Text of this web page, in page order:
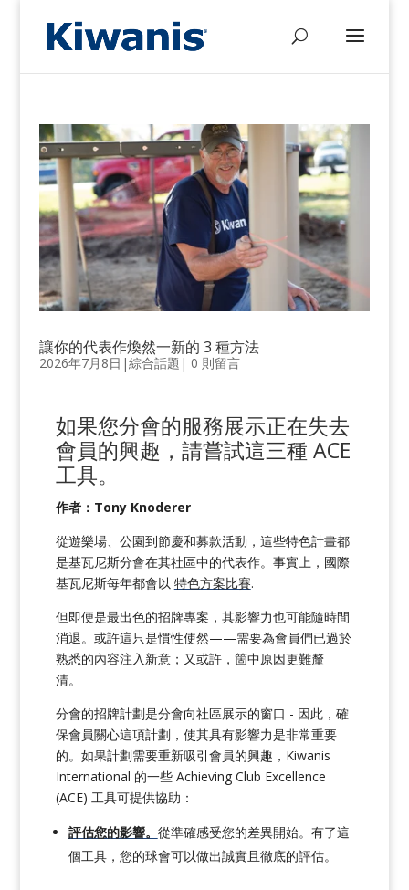
讓你的代表作煥然一新的 3 種方法
2026年7月8日 |綜合話題 | 0 則留言
如果您分會的服務展示正在失去
會員的興趣，請嘗試這三種 ACE
工具。
作者：Tony Knoderer
從遊樂場、公園到節慶和募款活動，這些特色計畫都
是基瓦尼斯分會在其社區中的代表作。事實上，國際
基瓦尼斯每年都會以 特色方案比賽.
但即便是最出色的招牌專案，其影響力也可能隨時間
消退。或許這只是慣性使然——需要為會員們已過於
熟悉的內容注入新意；又或許，箇中原因更難釐
清。
分會的招牌計劃是分會向社區展示的窗口 - 因此，確
保會員關心這項計劃，使其具有影響力是非常重要
的。如果計劃需要重新吸引會員的興趣，Kiwanis
International 的一些 Achieving Club Excellence
(ACE) 工具可提供協助：
評估您的影響。 從準確感受您的差異開始。有了這
個工具，您的球會可以做出誠實且徹底的評估。